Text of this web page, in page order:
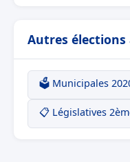
Autres élections
🗳️ Municipales
📋 Législatives